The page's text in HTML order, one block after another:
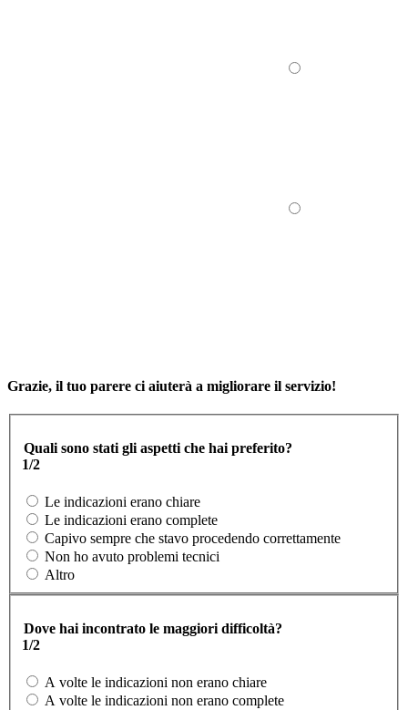
Grazie, il tuo parere ci aiuterà a migliorare il servizio!
Quali sono stati gli aspetti che hai preferito?
1/2
Le indicazioni erano chiare
Le indicazioni erano complete
Capivo sempre che stavo procedendo correttamente
Non ho avuto problemi tecnici
Altro
Dove hai incontrato le maggiori difficoltà?
1/2
A volte le indicazioni non erano chiare
A volte le indicazioni non erano complete